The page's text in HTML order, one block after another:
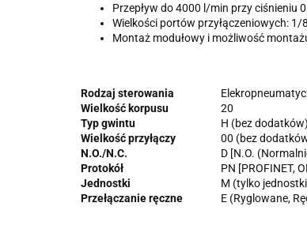
Przepływ do 4000 l/min przy ciśnieniu
Wielkości portów przyłączeniowych: 1/
Montaż modułowy i możliwość
Rodzaj sterowania
Wielkość korpusu
20
Typ gwintu
H (bez dodatków)
Wielkość przyłączy
00 (bez
N.O./N.C.
D [N.O.
Protokół
PN [PROFINET,
Jednostki
M (tylko
Przełączanie ręczne
E (Ryglowane,